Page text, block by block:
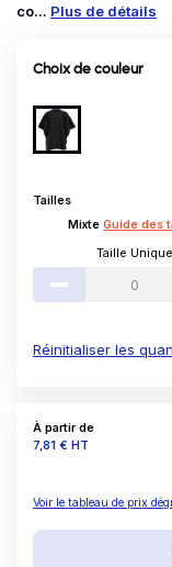
co... Plus de détails
Choix de couleur
Tailles
Mixte Guide des
Taille Unique
Réinitialiser les
À partir de
Prix
7,81 € HT
Voir le tableau de prix